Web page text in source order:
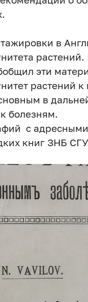
в
эти
растений
в
болезням.
с
книг ЗНБ